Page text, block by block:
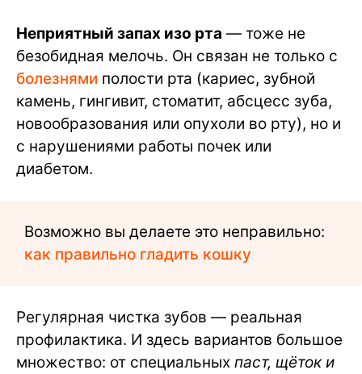
Неприятный запах изо рта — тоже не
безобидная мелочь. Он связан не только с
болезнями полости рта (кариес, зубной
камень, гингивит, стоматит, абсцесс зуба,
новообразования или опухоли во рту), но и
с нарушениями работы почек или
диабетом.
Возможно вы делаете это неправильно:
как правильно гладить кошку
Регулярная чистка зубов — реальная
профилактика. И здесь вариантов большое
множество: от специальных паст, щёток и